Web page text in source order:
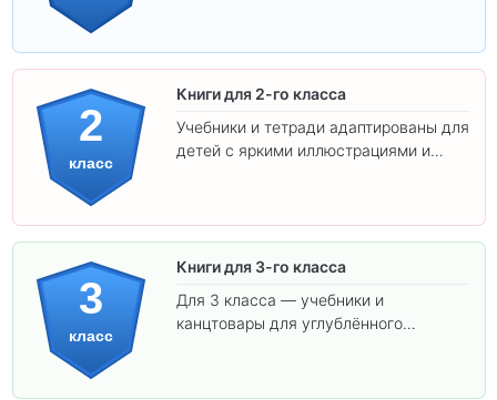
2
класс
Книги для 2-го класса
Учебники и тетради адаптированы для
детей с яркими иллюстрациями и
3
класс
Книги для 3-го класса
Для 3 класса — учебники и
канцтовары для углублённого